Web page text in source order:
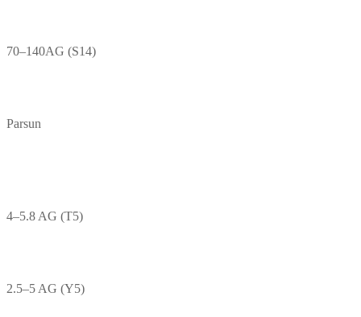
70–140AG (S14)
Parsun
4–5.8 AG (T5)
2.5–5 AG (Y5)